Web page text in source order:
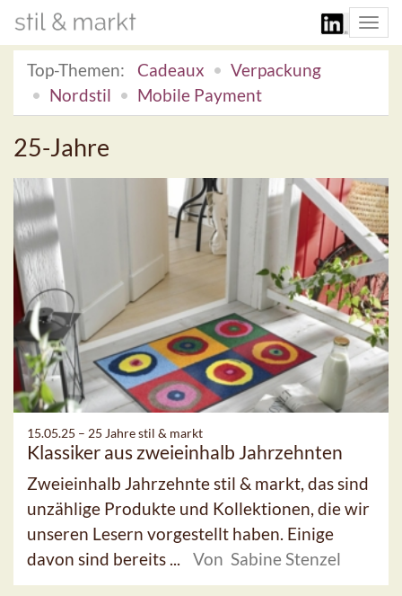
Top-Themen:
Cadeaux
Verpackung
Nordstil
Mobile Payment
25-Jahre
15.05.25 – 25 Jahre stil & markt
Klassiker aus zweieinhalb Jahrzehnten
Zweieinhalb Jahrzehnte stil & markt, das sind
unzählige Produkte und Kollektionen, die wir
unseren Lesern vorgestellt haben. Einige
davon sind bereits ...
Von Sabine Stenzel